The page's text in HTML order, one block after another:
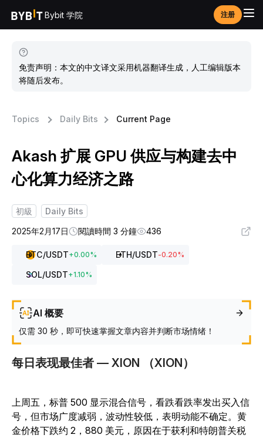
Bybit 学院 注册
免责声明：本文的中文译文采用机器翻译生成，人工编辑版本
将随后发布。
Topics Daily Bits Current Page
Akash 扩展 GPU 供应与构建去中
心化算力经济之路
初級
Daily Bits
2025年2月17日
閱讀時間 3 分鐘 436
BTC/USDT+0.00% ETH/USDT-0.20%
SOL/USDT+1.10%
AI 概要
仅需 30 秒，即可快速掌握文章内容并判断市场情绪！
每日表现最佳者 — XION （XION）
上周五，标普 500 显示混合信号，看跌看跌率发出买入信
号，但市场广度减弱，波动性较低，表明动能不确定。黄
金价格下跌约 2，880 美元，原因在于获利和特朗普关税